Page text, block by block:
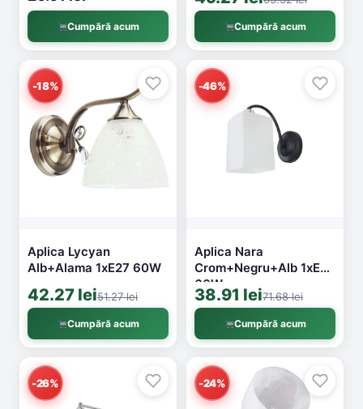
Cumpără acum Cumpără acum
-18%
Aplica Lycyan
Alb+Alama 1xE27 60W
42.27 lei51.27 lei
Cumpără acum
-46%
Aplica Nara
Crom+Negru+Alb 1xE27
60W
38.91 lei71.68 lei
Cumpără acum
-26% -24%